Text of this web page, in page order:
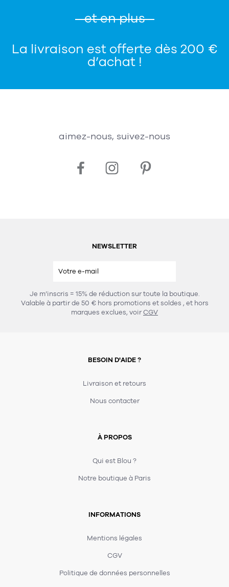
et en plus
La livraison est offerte dès 200 €
d’achat !
aimez-nous, suivez-nous
NEWSLETTER
Je m’inscris = 15% de réduction sur toute la boutique.
Valable à partir de 50 € hors promotions et soldes , et hors
marques exclues, voirCGV
BESOIN D'AIDE ?
Livraison et retours
Nous contacter
À PROPOS
Qui est Blou ?
Notre boutique à Paris
INFORMATIONS
Mentions légales
CGV
Politique de données personnelles